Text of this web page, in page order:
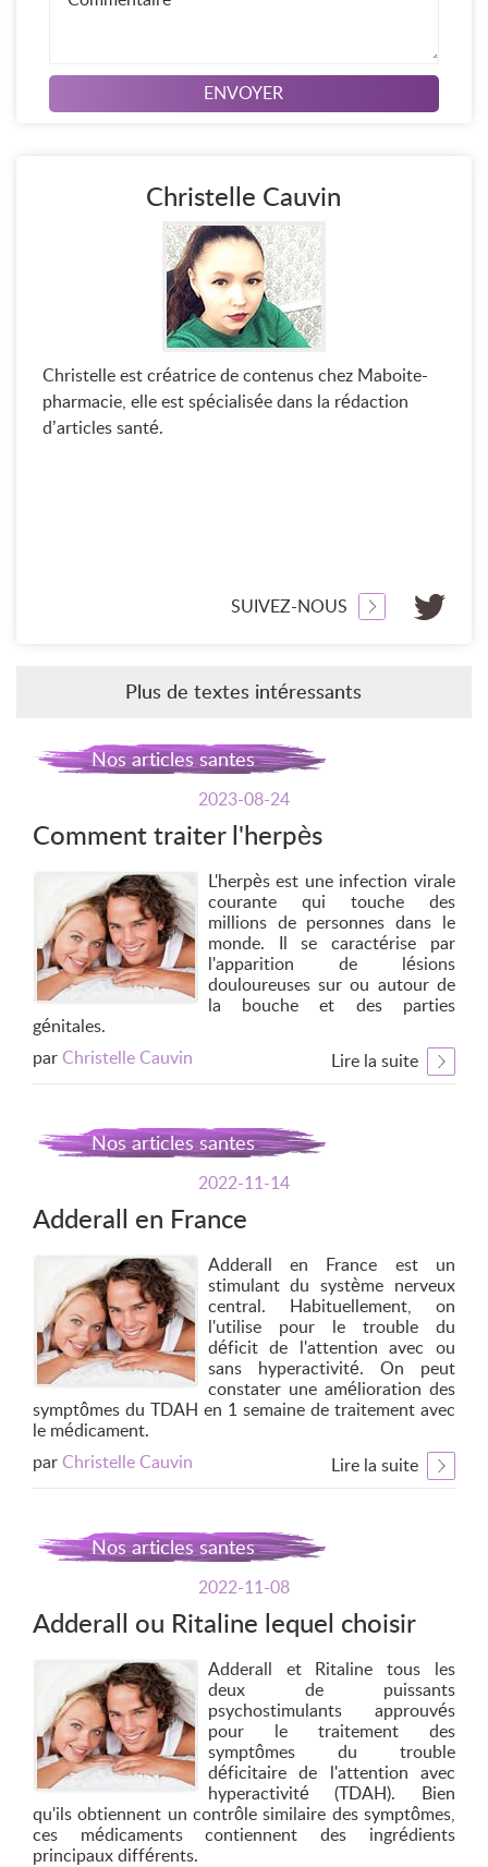
Christelle Cauvin
Christelle est créatrice de contenus chez Maboite-
pharmacie, elle est spécialisée dans la rédaction
d’articles santé.
SUIVEZ-NOUS
Plus de textes intéressants
Nos articles santes
2023-08-24
Comment traiter l'herpès
L'herpès est une infection virale
courante qui touche des
millions de personnes dans le
monde. Il se caractérise par
l'apparition de lésions
douloureuses sur ou autour de
la bouche et des parties
génitales.
par Christelle Cauvin Lire la suite
Nos articles santes
2022-11-14
Adderall en France
Adderall en France est un
stimulant du système nerveux
central. Habituellement, on
l'utilise pour le trouble du
déficit de l'attention avec ou
sans hyperactivité. On peut
constater une amélioration des
symptômes du TDAH en 1 semaine de traitement avec
le médicament.
par Christelle Cauvin Lire la suite
Nos articles santes
2022-11-08
Adderall ou Ritaline lequel choisir
Adderall et Ritaline tous les
deux de puissants
psychostimulants approuvés
pour le traitement des
symptômes du trouble
déficitaire de l'attention avec
hyperactivité (TDAH). Bien
qu'ils obtiennent un contrôle similaire des symptômes,
ces médicaments contiennent des ingrédients
principaux différents.